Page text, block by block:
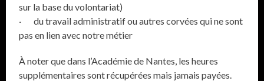
sur la base du volontariat)
· du travail administratif ou autres corvées qui ne sont
pas en lien avec notre métier
À noter que dans l’Académie de Nantes, les heures
supplémentaires sont récupérées mais jamais payées.